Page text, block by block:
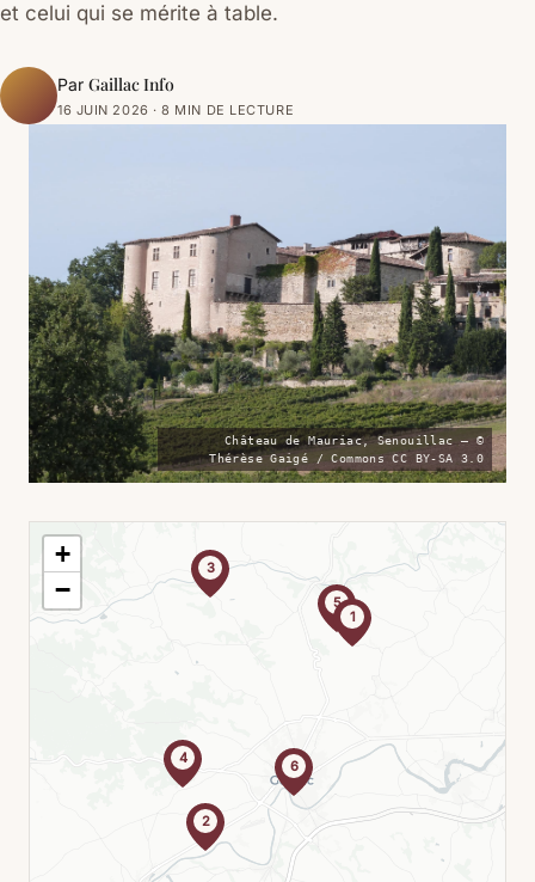
et celui qui se mérite à table.
Par Gaillac Info
16 JUIN 2026 · 8 MIN DE LECTURE
Château de Mauriac, Senouillac — ©
Thérèse Gaigé / Commons CC BY-SA 3.0
1
2
3
4
5
6
+
−